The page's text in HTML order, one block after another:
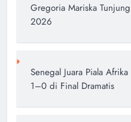
Gregoria Mariska
2026
Senegal Juara Piala
1–0 di Final Dramatis